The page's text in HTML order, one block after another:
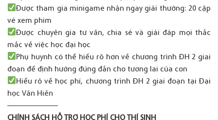
Được tham gia minigame nhận ngay giải thưởng: 20 cặp
vé xem phim
Được chuyên gia tư vấn, chia sẻ và giải đáp mọi thắc
mắc về việc học đại học
Phụ huynh có thể hiểu rõ hơn về chương trình ĐH 2 giai
đoạn để định hướng đúng đắn cho tương lai của con
Hiểu rõ về học phí, chương trình ĐH 2 giai đoạn tại Đại
học Văn Hiến
————————
CHÍNH SÁCH HỖ TRỢ HỌC PHÍ CHO THÍ SINH